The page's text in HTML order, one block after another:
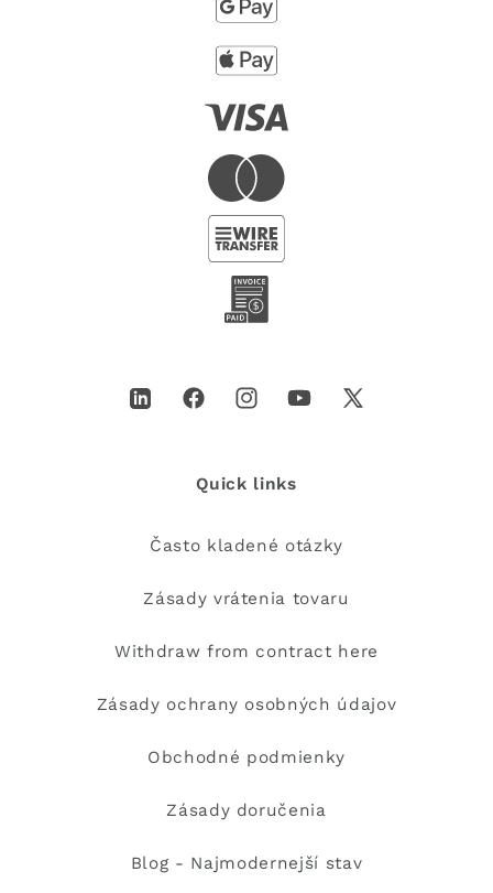
LinkedInFacebookInstagramYouTube
X
Quick links
Často kladené otázky
Zásady vrátenia tovaru
Withdraw from contract here
Zásady ochrany osobných údajov
Obchodné podmienky
Zásady doručenia
Blog - Najmodernejší stav